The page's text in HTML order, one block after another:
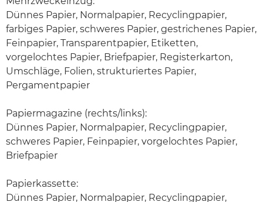
Dünnes Papier, Normalpapier, Recyclingpapier,
farbiges Papier, schweres Papier, gestrichenes Papier,
Feinpapier, Transparentpapier, Etiketten,
vorgelochtes Papier, Briefpapier, Registerkarton,
Umschläge, Folien, strukturiertes Papier,
Pergamentpapier
Papiermagazine (rechts/links):
Dünnes Papier, Normalpapier, Recyclingpapier,
schweres Papier, Feinpapier, vorgelochtes Papier,
Briefpapier
Papierkassette:
Dünnes Papier, Normalpapier, Recyclingpapier,